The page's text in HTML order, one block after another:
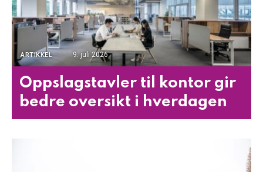
ARTIKKEL 9. juli 2026
Oppslagstavler til kontor gir
bedre oversikt i hverdagen